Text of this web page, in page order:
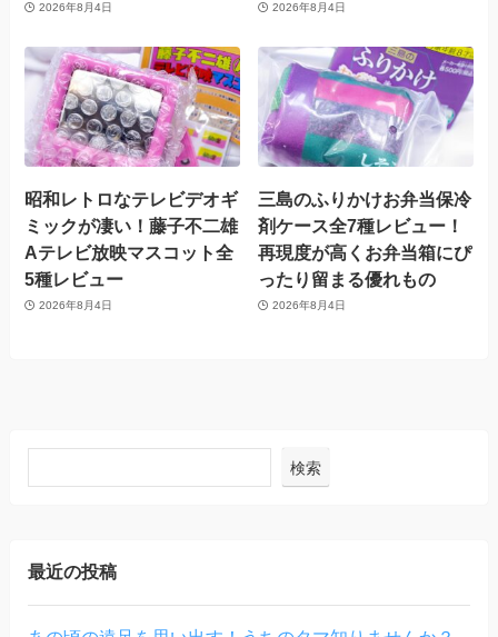
2026年8月4日 2026年8月4日
昭和レトロなテレビデオギ
ミックが凄い！藤子不二雄
Aテレビ放映マスコット全
5種レビュー
2026年8月4日
三島のふりかけお弁当保冷
剤ケース全7種レビュー！
再現度が高くお弁当箱にぴ
ったり留まる優れもの
2026年8月4日
検索
最近の投稿